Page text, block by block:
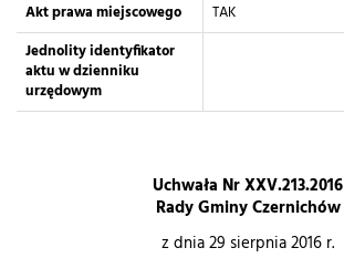
Akt prawa miejscowego
TAK
Jednolity identyfikator
aktu w dzienniku
urzędowym
Uchwała Nr XXV.213.2016
Rady Gminy Czernichów
z dnia 29 sierpnia 2016 r.